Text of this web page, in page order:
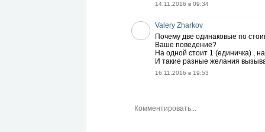
14.11.2016 в 09:34
Valery Zharkov
Почему две одинаковые по
Ваше поведение?
На одной стоит 1 (единичка) ,
И такие разные желания
16.11.2016 в 19:53